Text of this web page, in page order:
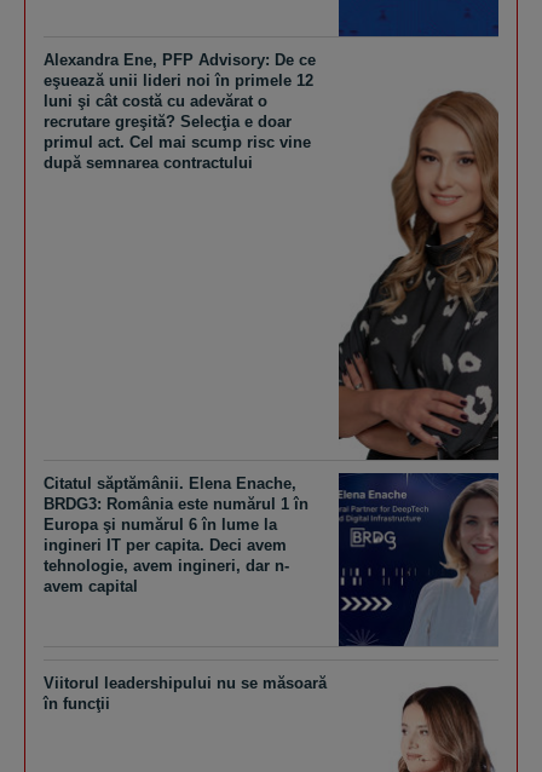
Alexandra Ene, PFP Advisory: De ce
eşuează unii lideri noi în primele 12
luni şi cât costă cu adevărat o
recrutare greşită? Selecţia e doar
primul act. Cel mai scump risc vine
după semnarea contractului
Citatul săptămânii. Elena Enache,
BRDG3: România este numărul 1 în
Europa şi numărul 6 în lume la
ingineri IT per capita. Deci avem
tehnologie, avem ingineri, dar n-
avem capital
Viitorul leadershipului nu se măsoară
în funcţii